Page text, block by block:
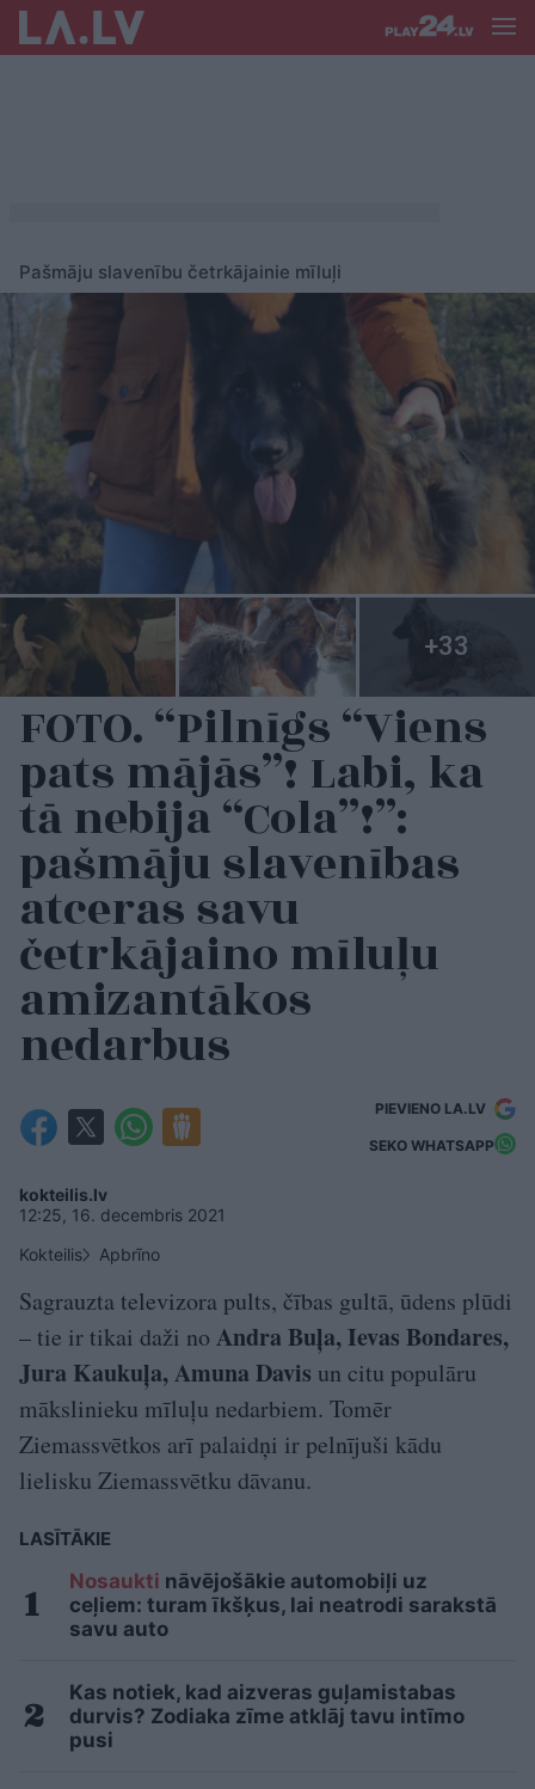
Pašmāju slavenību četrkājainie mīluļi
FOTO. “Pilnīgs “Viens
pats mājās”! Labi, ka
tā nebija “Cola”!”:
pašmāju slavenības
atceras savu
četrkājaino mīluļu
amizantākos
nedarbus
PIEVIENO LA.LV
SEKO WHATSAPP
kokteilis.lv
12:25, 16. decembris 2021
Kokteilis
Apbrīno
Sagrauzta televizora pults, čības gultā, ūdens plūdi
– tie ir tikai daži no Andra Buļa, Ievas Bondares,
Jura Kaukuļa, Amuna Davis un citu populāru
mākslinieku mīluļu nedarbiem. Tomēr
Ziemassvētkos arī palaidņi ir pelnījuši kādu
lielisku Ziemassvētku dāvanu.
LASĪTĀKIE
Nosaukti nāvējošākie automobiļi uz
ceļiem: turam īkšķus, lai neatrodi sarakstā
savu auto
Kas notiek, kad aizveras guļamistabas
durvis? Zodiaka zīme atklāj tavu intīmo
pusi